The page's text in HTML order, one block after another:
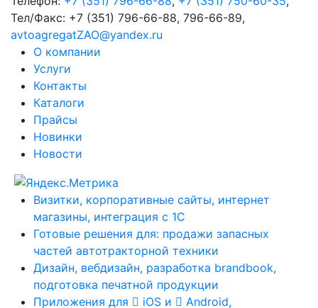
Тел/Факс: +7 (351) 796-66-88, 796-66-89,
avtoagregatZAO@yandex.ru
О компании
Услуги
Контакты
Каталоги
Прайсы
Новинки
Новости
Визитки, корпоративные сайты, интернет
магазины, интеграция с 1С
Готовые решения для: продажи запасных
частей автотракторной техники
Дизайн, вебдизайн, разработка brandbook,
подготовка печатной продукции
Приложения для
iOS и Android,